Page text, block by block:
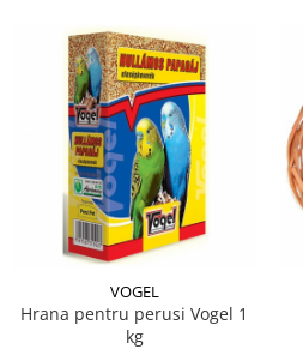
VOGEL
Hrana pentru perusi Vogel 1
kg